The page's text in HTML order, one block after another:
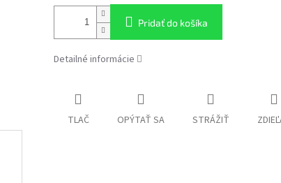
Pridať do košíka
Detailné informácie
TLAČ OPÝTAŤ SA STRÁŽIŤ